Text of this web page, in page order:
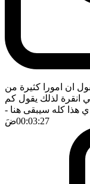
ان امورا كثيرة من
انقرة لذلك يقول كم
هذا كله سيبقى هنا -
00:03:27ضَ